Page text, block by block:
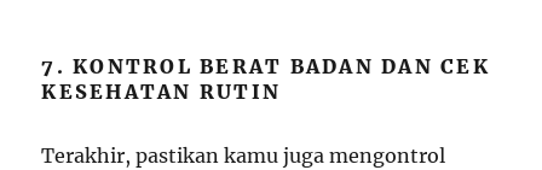
7. KONTROL BERAT BADAN DAN CEK
KESEHATAN RUTIN
Terakhir, pastikan kamu juga mengontrol